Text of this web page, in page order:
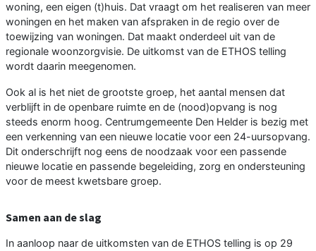
woning, een eigen (t)huis. Dat vraagt om het realiseren van meer
woningen en het maken van afspraken in de regio over de
toewijzing van woningen. Dat maakt onderdeel uit van de
regionale woonzorgvisie. De uitkomst van de ETHOS telling
wordt daarin meegenomen.
Ook al is het niet de grootste groep, het aantal mensen dat
verblijft in de openbare ruimte en de (nood)opvang is nog
steeds enorm hoog. Centrumgemeente Den Helder is bezig met
een verkenning van een nieuwe locatie voor een 24-uursopvang.
Dit onderschrijft nog eens de noodzaak voor een passende
nieuwe locatie en passende begeleiding, zorg en ondersteuning
voor de meest kwetsbare groep.
Samen aan de slag
In aanloop naar de uitkomsten van de ETHOS telling is op 29